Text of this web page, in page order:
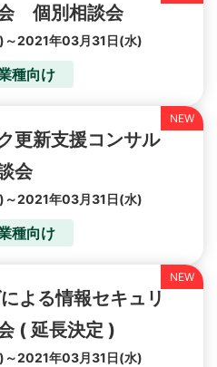
個別相談会
2021年03月31日(水)
種向け
更新支援コンサル
会
2021年03月31日(水)
種向け
よる情報セキュリ
( 延長決定 )
2021年03月31日(水)